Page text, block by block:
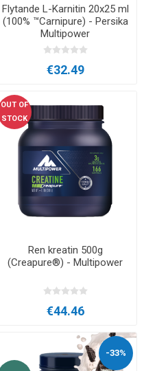
Flytande L-Karnitin 20x25 ml
(100% ™Carnipure) - Persika
Multipower
€32.49
OUT OF
STOCK
Ren kreatin 500g
(Creapure®) - Multipower
€44.46
-33%